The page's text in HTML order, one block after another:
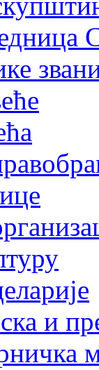
и